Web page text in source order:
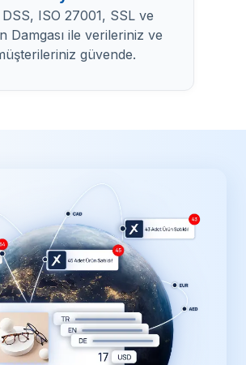
DSS, ISO 27001, SSL ve
Damgası ile verileriniz ve
güvende.